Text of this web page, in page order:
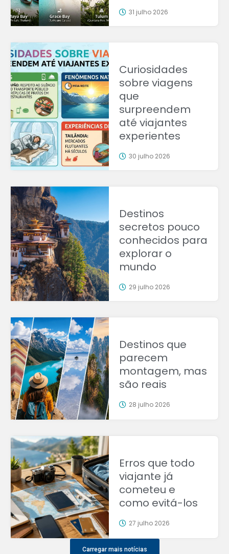
31 julho 2026
Curiosidades
sobre viagens
que
surpreendem
até viajantes
experientes
30 julho 2026
Destinos
secretos pouco
conhecidos para
explorar o
mundo
29 julho 2026
Destinos que
parecem
montagem, mas
são reais
28 julho 2026
Erros que todo
viajante já
cometeu e
como evitá-los
27 julho 2026
Carregar mais notícias